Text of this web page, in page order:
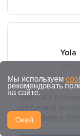
Yola
Удобный и
Подробнее о Yola
Мы используем
рекомендовать
на сайте.
Окей